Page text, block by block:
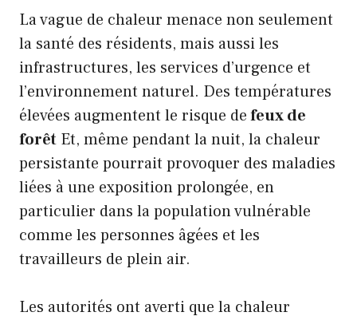
La vague de chaleur menace non seulement
la santé des résidents, mais aussi les
infrastructures, les services d’urgence et
l’environnement naturel. Des températures
élevées augmentent le risque defeux de
forêt Et, même pendant la nuit, la chaleur
persistante pourrait provoquer des maladies
liées à une exposition prolongée, en
particulier dans la population vulnérable
comme les personnes âgées et les
travailleurs de plein air.
Les autorités ont averti que la chaleur